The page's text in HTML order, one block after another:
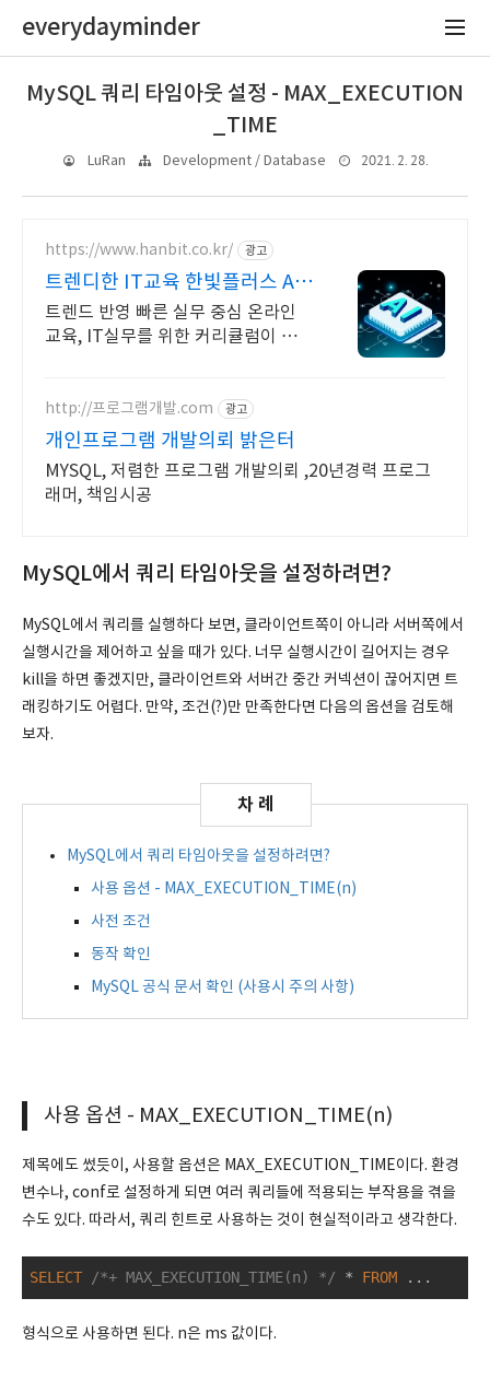
everydayminder
MySQL 쿼리 타임아웃 설정 - MAX_EXECUTION
_TIME
LuRan Development / Database 2021. 2. 28.
https://www.hanbit.co.kr/ 광고
트렌디한 IT교육 한빛플러스 AI
개발자 필수 코스
트렌드 반영 빠른 실무 중심 온라인
교육, IT실무를 위한 커리큘럼이 한
http://프로그램개발.com 광고
개인프로그램 개발의뢰 밝은터
MYSQL, 저렴한 프로그램 개발의뢰 ,20년경력 프로그
래머, 책임시공
MySQL에서 쿼리 타임아웃을 설정하려면?
MySQL에서 쿼리를 실행하다 보면, 클라이언트쪽이 아니라 서버쪽에서
실행시간을 제어하고 싶을 때가 있다. 너무 실행시간이 길어지는 경우
kill을 하면 좋겠지만, 클라이언트와 서버간 중간 커넥션이 끊어지면 트
래킹하기도 어렵다. 만약, 조건(?)만 만족한다면 다음의 옵션을 검토해
보자.
MySQL에서 쿼리 타임아웃을 설정하려면?
사용 옵션 - MAX_EXECUTION_TIME(n)
사전 조건
동작 확인
MySQL 공식 문서 확인 (사용시 주의 사항)
사용 옵션 - MAX_EXECUTION_TIME(n)
제목에도 썼듯이, 사용할 옵션은 MAX_EXECUTION_TIME이다. 환경
변수나, conf로 설정하게 되면 여러 쿼리들에 적용되는 부작용을 겪을
수도 있다. 따라서, 쿼리 힌트로 사용하는 것이 현실적이라고 생각한다.
SELECT /*+ MAX_EXECUTION_TIME(n) */ * FROM ...
형식으로 사용하면 된다. n은 ms 값이다.